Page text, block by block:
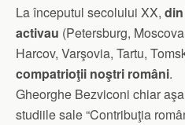
La începutul secolului XX,
activau (Petersburg,
Harcov, Varşovia, Tartu,
compatrioţii noştri români.
Gheorghe Bezviconi chiar
studiile sale “Contribuţia